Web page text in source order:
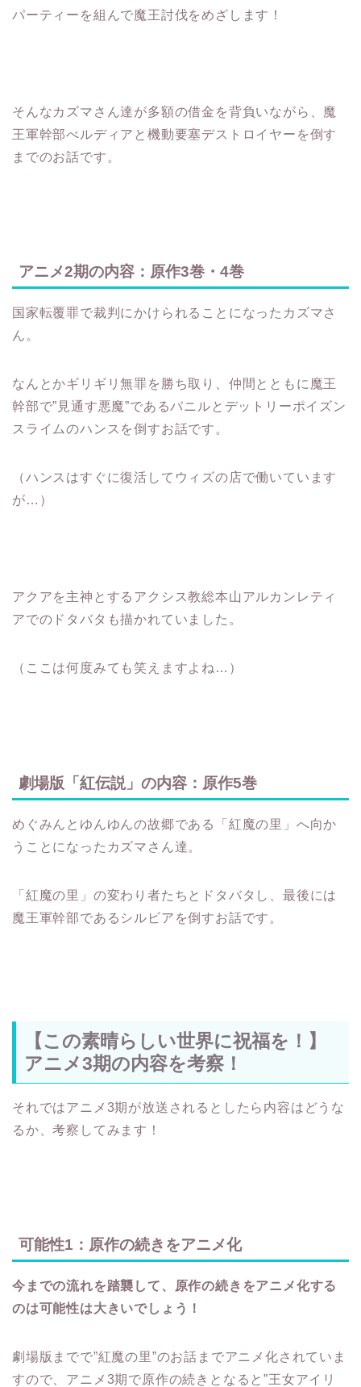
パーティーを組んで魔王討伐をめざします！
そんなカズマさん達が多額の借金を背負いながら、魔
王軍幹部べルディアと機動要塞デストロイヤーを倒す
までのお話です。
アニメ2期の内容：原作3巻・4巻
国家転覆罪で裁判にかけられることになったカズマさ
ん。
なんとかギリギリ無罪を勝ち取り、仲間とともに魔王
幹部で”見通す悪魔”であるバニルとデットリーポイズン
スライムのハンスを倒すお話です。
（ハンスはすぐに復活してウィズの店で働いています
が…）
アクアを主神とするアクシス教総本山アルカンレティ
アでのドタバタも描かれていました。
（ここは何度みても笑えますよね…）
劇場版「紅伝説」の内容：原作5巻
めぐみんとゆんゆんの故郷である「紅魔の里」へ向か
うことになったカズマさん達。
「紅魔の里」の変わり者たちとドタバタし、最後には
魔王軍幹部であるシルビアを倒すお話です。
【この素晴らしい世界に祝福を！】
アニメ3期の内容を考察！
それではアニメ3期が放送されるとしたら内容はどうな
るか、考察してみます！
可能性1：原作の続きをアニメ化
今までの流れを踏襲して、原作の続きをアニメ化する
のは可能性は大きいでしょう！
劇場版までで”紅魔の里”のお話までアニメ化されていま
すので、アニメ3期で原作の続きとなると”王女アイリ